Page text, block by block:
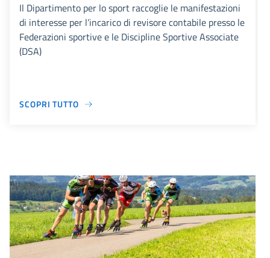
Il Dipartimento per lo sport raccoglie le manifestazioni
di interesse per l’incarico di revisore contabile presso le
Federazioni sportive e le Discipline Sportive Associate
(DSA)
SCOPRI TUTTO